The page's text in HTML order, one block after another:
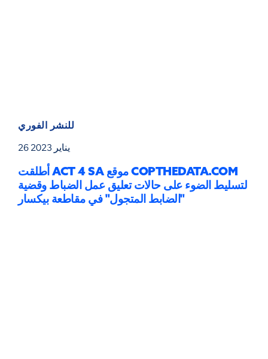
للنشر الفوري
26 يناير 2023
أطلقت ACT 4 SA موقع COPTHEDATA.COM
لتسليط الضوء على حالات تعليق عمل الضباط وقضية
"الضابط المتجول" في مقاطعة بيكسار